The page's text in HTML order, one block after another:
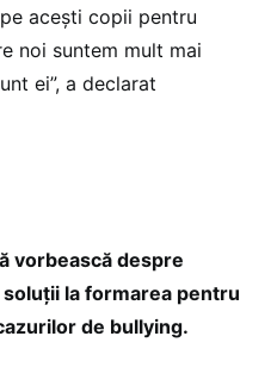
acești copii pentru
noi suntem mult mai
ei”, a declarat
vorbească despre
la formarea pentru
de bullying.